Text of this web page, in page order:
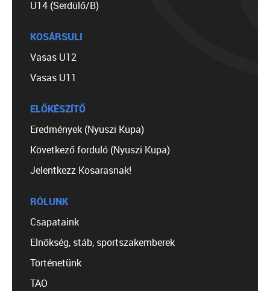
U14 (Serdülő/B)
KOSÁRSULI
Vasas U12
Vasas U11
ELŐKÉSZÍTŐ
Eredmények (Nyuszi Kupa)
Következő forduló (Nyuszi Kupa)
Jelentkezz Kosarasnak!
RÓLUNK
Csapataink
Elnökség, stáb, sportszakemberek
Történetünk
TAO